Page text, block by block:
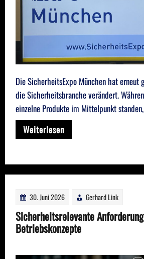
Die SicherheitsExpo München hat erneut
die Sicherheitsbranche verändert.
einzelne Produkte im Mittelpunkt
Weiterlesen
30. Juni 2026 Gerhard Link
Sicherheitsrelevante
Betriebskonzepte